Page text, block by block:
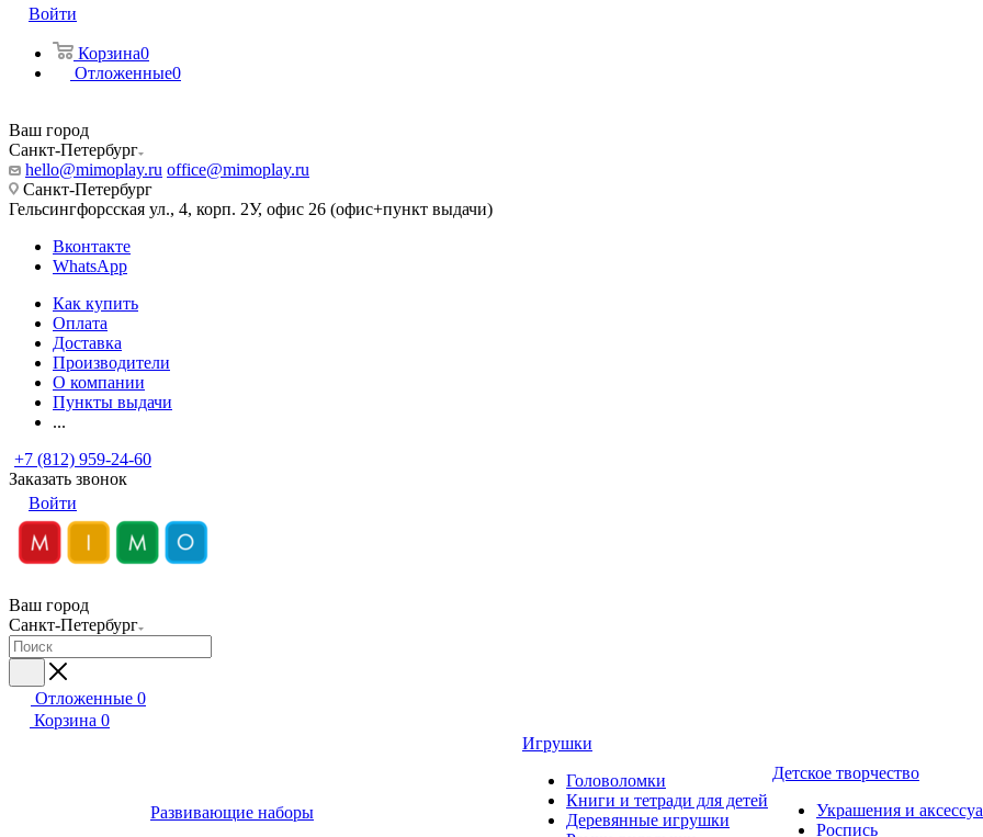
Войти
Корзина0
Отложенные0
Ваш город
Санкт-Петербург
hello@mimoplay.ru office@mimoplay.ru
Санкт-Петербург
Гельсингфорсская ул., 4, корп. 2У, офис 26 (офис+пункт выдачи)
Вконтакте
WhatsApp
Как купить
Оплата
Доставка
Производители
О компании
Пункты выдачи
...
+7 (812) 959-24-60
Заказать звонок
Войти
Ваш город
Санкт-Петербург
Отложенные 0
Корзина 0
Развивающие наборы
Игрушки
Головоломки
Книги и тетради для детей
Деревянные игрушки
Детское творчество
Украшения и
Роспись